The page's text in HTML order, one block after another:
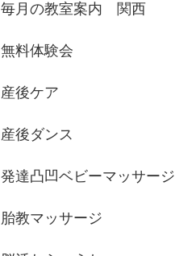
毎月の教室案内 関西
無料体験会
産後ケア
産後ダンス
発達凸凹ベビーマッサージ
胎教マッサージ